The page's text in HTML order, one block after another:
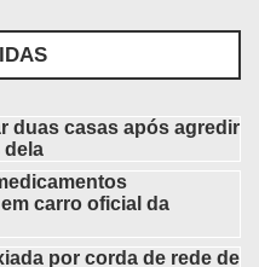
duas casas após agredir
dela
carro oficial da
por corda de rede de